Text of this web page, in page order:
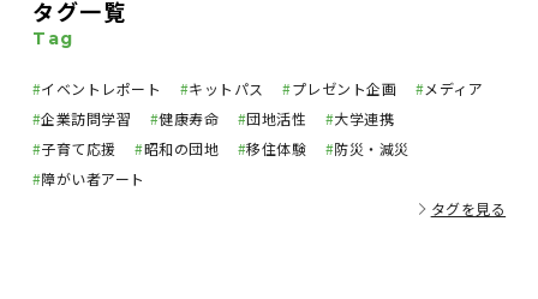
タグ一覧
Tag
#イベントレポート #キットパス #プレゼント企画 #メディア
#企業訪問学習 #健康寿命 #団地活性 #大学連携
#子育て応援 #昭和の団地 #移住体験 #防災・減災
#障がい者アート
タグを見る